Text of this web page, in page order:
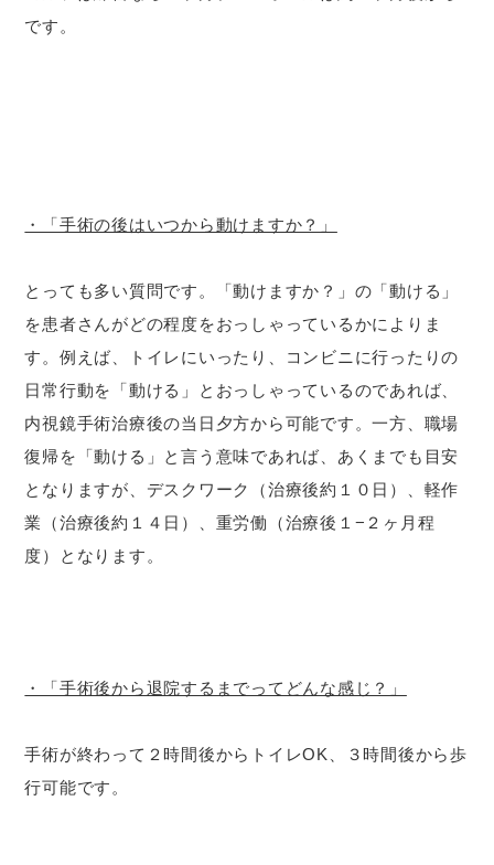
です。
・「手術の後はいつから動けますか？」
とっても多い質問です。「動けますか？」の「動ける」
を患者さんがどの程度をおっしゃっているかによりま
す。例えば、トイレにいったり、コンビニに行ったりの
日常行動を「動ける」とおっしゃっているのであれば、
内視鏡手術治療後の当日夕方から可能です。一方、職場
復帰を「動ける」と言う意味であれば、あくまでも目安
となりますが、デスクワーク（治療後約１０日）、軽作
業（治療後約１４日）、重労働（治療後１−２ヶ月程
度）となります。
・「手術後から退院するまでってどんな感じ？」
手術が終わって２時間後からトイレOK、３時間後から歩
行可能です。